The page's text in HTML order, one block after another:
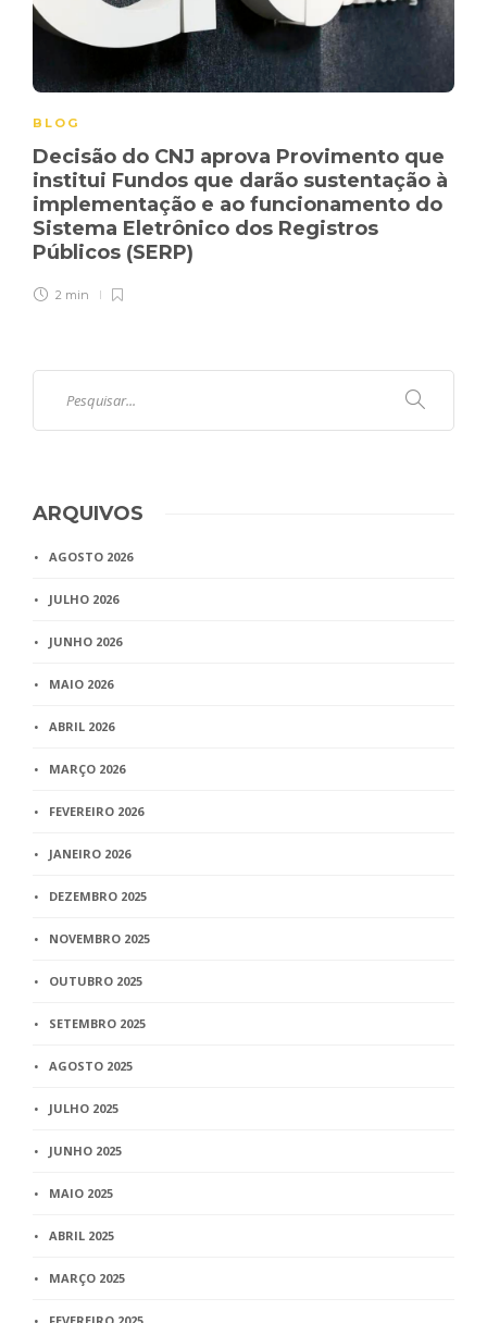
BLOG
Decisão do CNJ aprova Provimento que
institui Fundos que darão sustentação à
implementação e ao funcionamento do
Sistema Eletrônico dos Registros
Públicos (SERP)
2 min
ARQUIVOS
AGOSTO 2026
JULHO 2026
JUNHO 2026
MAIO 2026
ABRIL 2026
MARÇO 2026
FEVEREIRO 2026
JANEIRO 2026
DEZEMBRO 2025
NOVEMBRO 2025
OUTUBRO 2025
SETEMBRO 2025
AGOSTO 2025
JULHO 2025
JUNHO 2025
MAIO 2025
ABRIL 2025
MARÇO 2025